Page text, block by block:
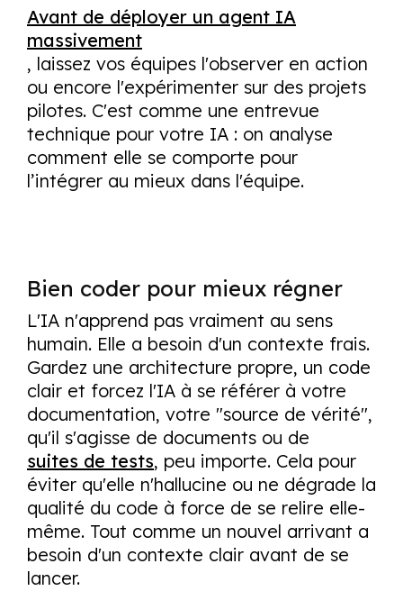
Avant de déployer un agent IA
massivement
, laissez vos équipes l'observer en action
ou encore l'expérimenter sur des projets
pilotes. C'est comme une entrevue
technique pour votre IA : on analyse
comment elle se comporte pour
l’intégrer au mieux dans l'équipe.
Bien coder pour mieux régner
L'IA n'apprend pas vraiment au sens
humain. Elle a besoin d'un contexte frais.
Gardez une architecture propre, un code
clair et forcez l'IA à se référer à votre
documentation, votre "source de vérité",
qu'il s'agisse de documents ou de
suites de tests, peu importe. Cela pour
éviter qu'elle n'hallucine ou ne dégrade la
qualité du code à force de se relire elle-
même. Tout comme un nouvel arrivant a
besoin d'un contexte clair avant de se
lancer.